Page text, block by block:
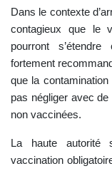
Dans le contexte
contagieux que le
pourront
fortement
que la
pas négliger avec
non vaccinées.
La haute autorité
vaccination